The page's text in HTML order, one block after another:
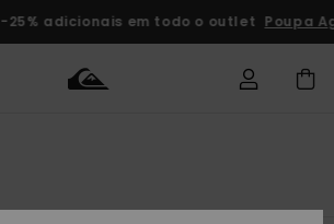
-25% adicionais em todo o outlet Poupa